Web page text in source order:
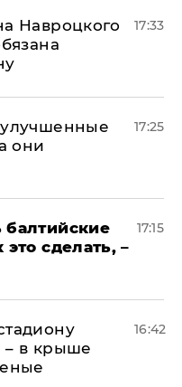
Навроцкого
17:33
они
17:25
балтийские
сделать, –
17:15
– в крыше
16:42